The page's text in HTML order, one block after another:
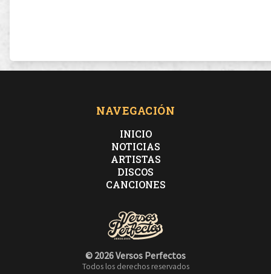
NAVEGACIÓN
INICIO
NOTICIAS
ARTISTAS
DISCOS
CANCIONES
© 2026 Versos Perfectos
Todos los derechos reservados